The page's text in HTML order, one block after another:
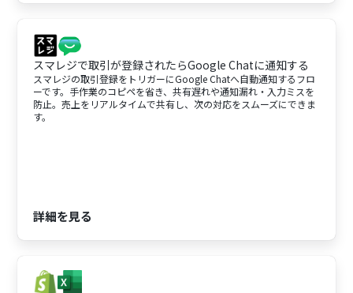
スマレジで取引が登録されたらGoogle Chatに通知する
スマレジの取引登録をトリガーにGoogle Chatへ自動通知するフロ
ーです。手作業のコピペを省き、共有遅れや通知漏れ・入力ミスを
防止。売上をリアルタイムで共有し、次の対応をスムーズにできま
す。
詳細を見る